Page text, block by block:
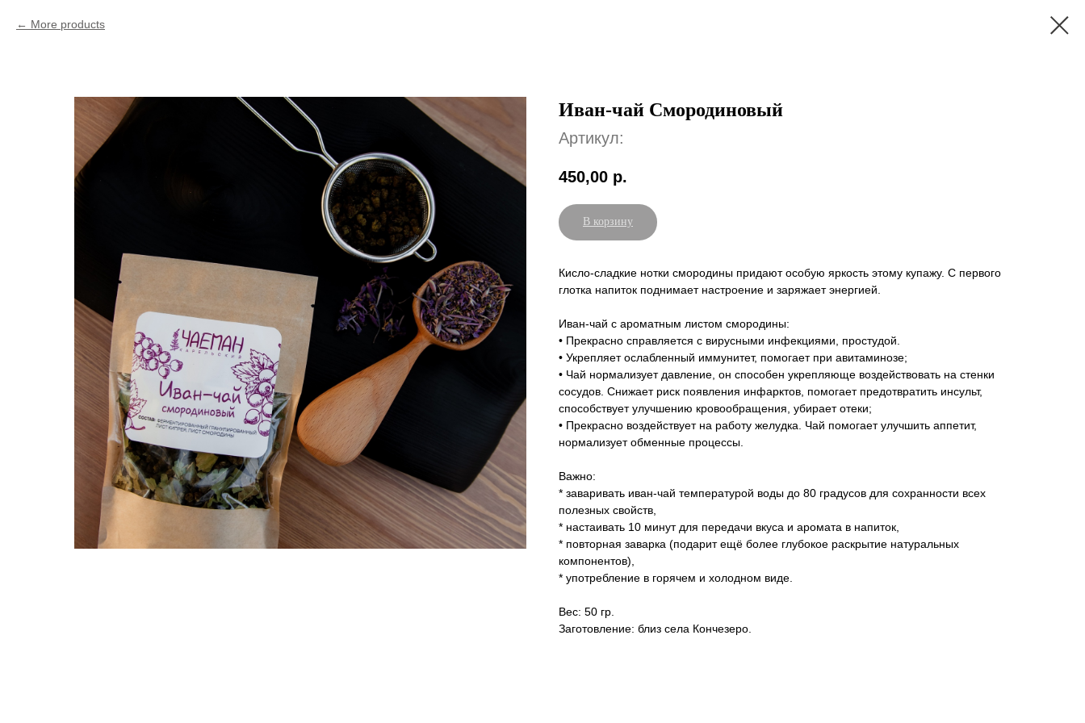
More products
Иван-чай Смородиновый
Артикул:
450,00 р.
В корзину
Кисло-сладкие нотки смородины придают особую яркость этому купажу. С первого
глотка напиток поднимает настроение и заряжает энергией.
Иван-чай с ароматным листом смородины:
• Прекрасно справляется с вирусными инфекциями, простудой.
• Укрепляет ослабленный иммунитет, помогает при авитаминозе;
• Чай нормализует давление, он способен укрепляюще воздействовать на стенки
сосудов. Снижает риск появления инфарктов, помогает предотвратить инсульт,
способствует улучшению кровообращения, убирает отеки;
• Прекрасно воздействует на работу желудка. Чай помогает улучшить аппетит,
нормализует обменные процессы.
Важно:
* заваривать иван-чай температурой воды до 80 градусов для сохранности всех
полезных свойств,
* настаивать 10 минут для передачи вкуса и аромата в напиток,
* повторная заварка (подарит ещё более глубокое раскрытие натуральных
компонентов),
* употребление в горячем и холодном виде.
Вес: 50 гр.
Заготовление: близ села Кончезеро.